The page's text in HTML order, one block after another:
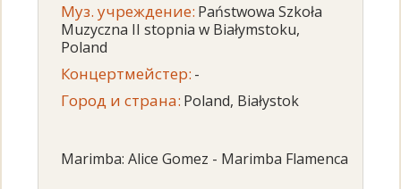
Муз. учреждение: Państwowa Szkoła
Muzyczna II stopnia w Białymstoku,
Poland
Концертмейстер: -
Город и страна: Poland, Białystok
Marimba: Alice Gomez - Marimba Flamenca